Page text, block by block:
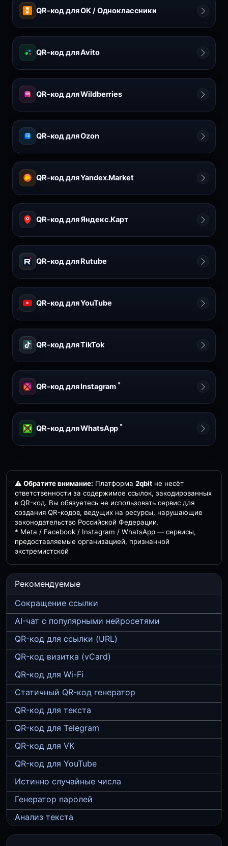
QR-код для OK / Одноклассники
QR-код для Avito
WB QR-код для Wildberries
OZ QR-код для Ozon
QR-код для Yandex.Market
QR-код для Яндекс.Карт
QR-код для Rutube
QR-код для YouTube
QR-код для TikTok
QR-код для Instagram *
QR-код для WhatsApp *
⚠️ Обратите внимание: Платформа 2qbit не несёт
ответственности за содержимое ссылок, закодированных
в QR-код. Вы обязуетесь не использовать сервис для
создания QR-кодов, ведущих на ресурсы, нарушающие
законодательство Российской Федерации.
* Meta / Facebook / Instagram / WhatsApp — сервисы,
предоставляемые организацией, признанной
экстремистской
Рекомендуемые
Сокращение ссылки
AI-чат с популярными нейросетями
QR-код для ссылки (URL)
QR-код визитка (vCard)
QR-код для Wi-Fi
Статичный QR-код генератор
QR-код для текста
QR-код для Telegram
QR-код для VK
QR-код для YouTube
Истинно случайные числа
Генератор паролей
Анализ текста